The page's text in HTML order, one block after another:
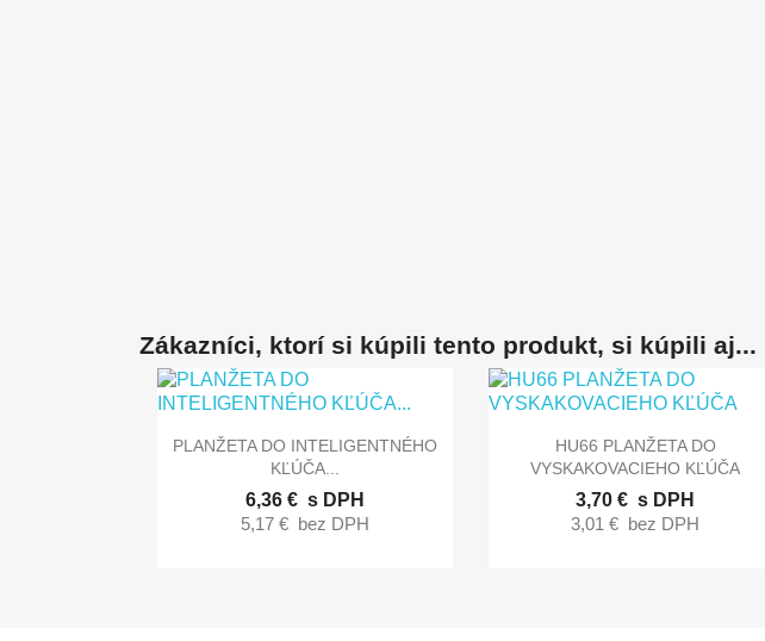
Zákazníci, ktorí si kúpili tento produkt, si kúpili aj...
Rýchly náhľad
PLANŽETA DO INTELIGENTNÉHO
KĽÚČA...
6,36 € s DPH
5,17 € bez DPH
Rýchly náhľad
HU66 PLANŽETA DO
VYSKAKOVACIEHO KĽÚČA
3,70 € s DPH
3,01 € bez DPH